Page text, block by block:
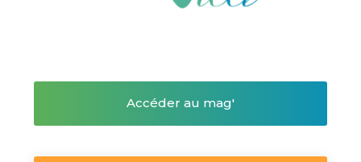
Accéder au mag'